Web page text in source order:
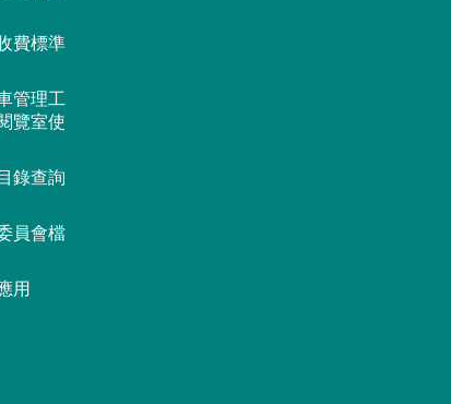
費標準
管理工
覽室使
錄查詢
員會檔
用